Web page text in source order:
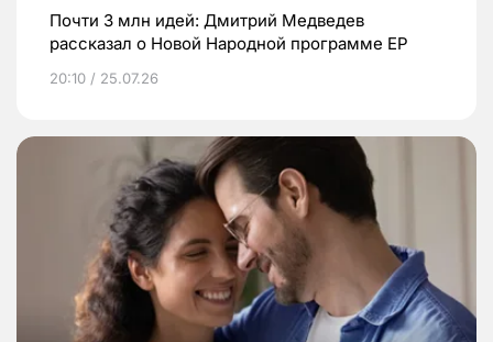
Почти 3 млн идей: Дмитрий Медведев
рассказал о Новой Народной программе ЕР
20:10 / 25.07.26